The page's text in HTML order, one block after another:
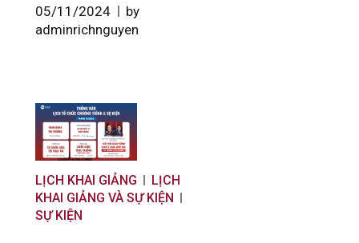
05/11/2024
by
adminrichnguyen
LỊCH KHAI GIẢNG
LỊCH
KHAI GIẢNG VÀ SỰ KIỆN
SỰ KIỆN